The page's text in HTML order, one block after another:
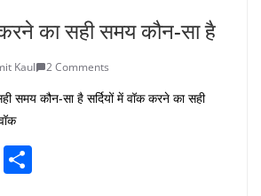
करने का सही समय कौन-सा है
Kaul 2 Comments
समय कौन-सा है सर्दियों में वॉक करने का सही
E